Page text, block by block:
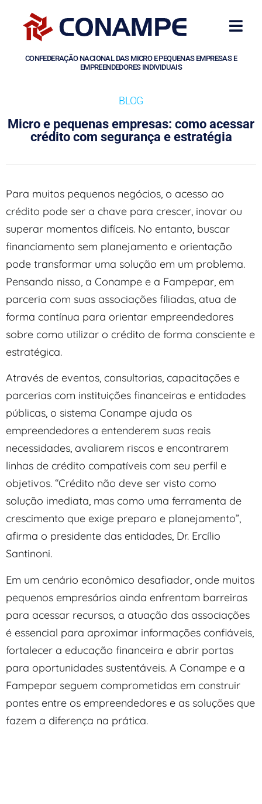
CONFEDERAÇÃO NACIONAL DAS MICRO E PEQUENAS EMPRESAS E
EMPREENDEDORES INDIVIDUAIS
BLOG
Micro e pequenas empresas: como acessar
crédito com segurança e estratégia
Para muitos pequenos negócios, o acesso ao
crédito pode ser a chave para crescer, inovar ou
superar momentos difíceis. No entanto, buscar
financiamento sem planejamento e orientação
pode transformar uma solução em um problema.
Pensando nisso, a Conampe e a Fampepar, em
parceria com suas associações filiadas, atua de
forma contínua para orientar empreendedores
sobre como utilizar o crédito de forma consciente e
estratégica.
Através de eventos, consultorias, capacitações e
parcerias com instituições financeiras e entidades
públicas, o sistema Conampe ajuda os
empreendedores a entenderem suas reais
necessidades, avaliarem riscos e encontrarem
linhas de crédito compatíveis com seu perfil e
objetivos. “Crédito não deve ser visto como
solução imediata, mas como uma ferramenta de
crescimento que exige preparo e planejamento”,
afirma o presidente das entidades, Dr. Ercílio
Santinoni.
Em um cenário econômico desafiador, onde muitos
pequenos empresários ainda enfrentam barreiras
para acessar recursos, a atuação das associações
é essencial para aproximar informações confiáveis,
fortalecer a educação financeira e abrir portas
para oportunidades sustentáveis. A Conampe e a
Fampepar seguem comprometidas em construir
pontes entre os empreendedores e as soluções que
fazem a diferença na prática.